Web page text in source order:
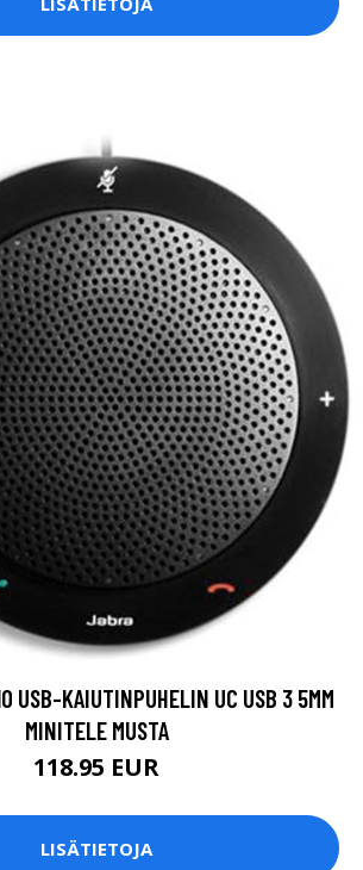
USB-KAIUTINPUHELIN UC USB 3 5MM
MINITELE MUSTA
118.95 EUR
LISÄTIETOJA